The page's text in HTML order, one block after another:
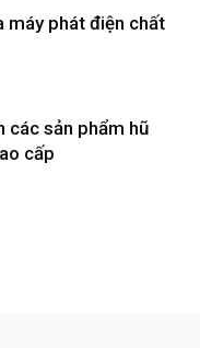
máy phát điện chất
các sản phẩm hũ
cấp